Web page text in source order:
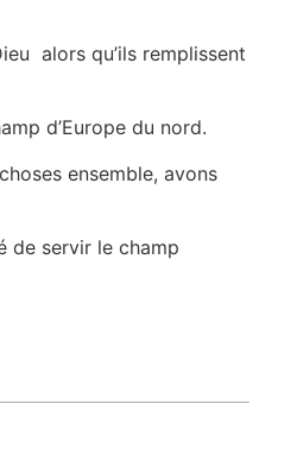
alors qu’ils remplissent
d’Europe du nord.
ensemble, avons
de servir le champ